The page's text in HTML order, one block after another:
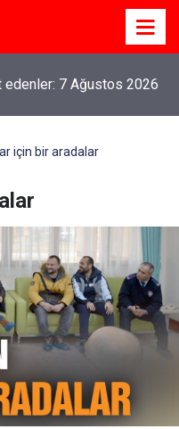
edenler: 7 Ağustos 2026
için bir aradalar